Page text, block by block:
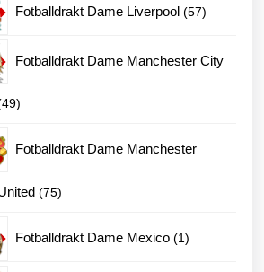
Fotballdrakt Dame Liverpool 5757
Fotballdrakt Dame Manchester City
4949
produkter
Fotballdrakt Dame Manchester
7575
Fotballdrakt Dame Mexico 11